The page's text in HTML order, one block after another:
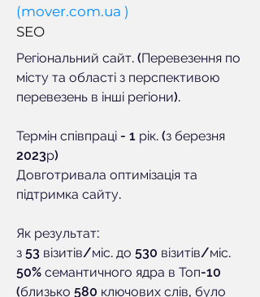
(mover.com.ua )
SEO
Регіональний сайт. (Перевезення по
місту та області з перспективою
перевезень в інші регіони).
Термін співпраці - 1 рік. (з березня
2023р)
Довготривала оптимізація та
підтримка сайту.
Як результат:
з 53 візитів/міс. до 530 візитів/міс.
50% семантичного ядра в Топ-10
(близько 580 ключових слів, було